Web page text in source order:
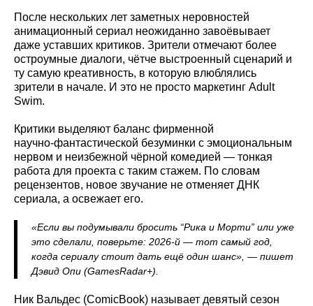
После нескольких лет заметных неровностей
анимационный сериал неожиданно завоёвывает
даже уставших критиков. Зрители отмечают более
остроумные диалоги, чётче выстроенный сценарий и
ту самую креативность, в которую влюблялись
зрители в начале. И это не просто маркетинг Adult
Swim.
Критики выделяют баланс фирменной
научно‑фантастической безуминки с эмоциональным
нервом и неизбежной чёрной комедией — тонкая
работа для проекта с таким стажем. По словам
рецензентов, новое звучание не отменяет ДНК
сериала, а освежает его.
«Если вы подумывали бросить “Рика и Морти” или уже
это сделали, поверьте: 2026‑й — тот самый год,
когда сериалу стоит дать ещё один шанс», — пишет
Дэвид Опи (GamesRadar+).
Ник Вальдес (ComicBook) называет девятый сезон